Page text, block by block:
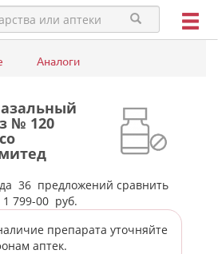
Аналоги
№ 120
аптеках
36 предложений сравнить
1 799-00 руб.
препарата уточняйте
аптек.